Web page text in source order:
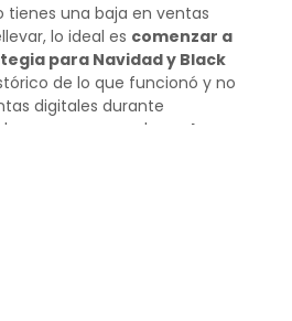
tienes una baja en ventas
lo ideal es comenzar a
para Navidad y Black
de lo que funcionó y no
digitales durante
para que puedas
estar